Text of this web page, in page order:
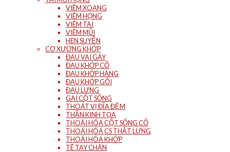
VIÊM XOANG
VIÊM HỌNG
VIÊM TAI
VIÊM MŨI
HEN SUYỄN
CƠ XƯƠNG KHỚP
ĐAU VAI GÁY
ĐAU KHỚP CỔ
ĐAU KHỚP HÁNG
ĐAU KHỚP GỐI
ĐAU LƯNG
GAI CỘT SỐNG
THOÁT VỊ ĐĨA ĐỆM
THẦN KINH TỌA
THOÁI HÓA CỘT SỐNG CỔ
THOÁI HÓA CS THẮT LƯNG
THOÁI HÓA KHỚP
TÊ TAY CHÂN